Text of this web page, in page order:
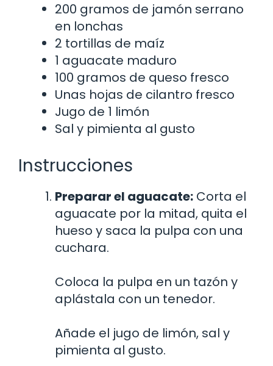
200 gramos de jamón serrano
en lonchas
2 tortillas de maíz
1 aguacate maduro
100 gramos de queso fresco
Unas hojas de cilantro fresco
Jugo de 1 limón
Sal y pimienta al gusto
Instrucciones
Preparar el aguacate: Corta el
aguacate por la mitad, quita el
hueso y saca la pulpa con una
cuchara.
Coloca la pulpa en un tazón y
aplástala con un tenedor.
Añade el jugo de limón, sal y
pimienta al gusto.